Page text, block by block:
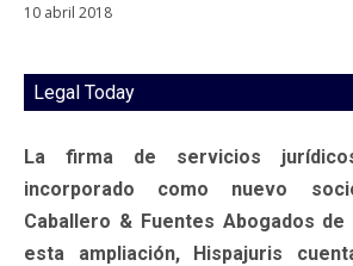
10 abril 2018
Legal Today
La firma de servicios
incorporado como nuevo
Caballero & Fuentes Abogados de
esta ampliación, Hispajuris